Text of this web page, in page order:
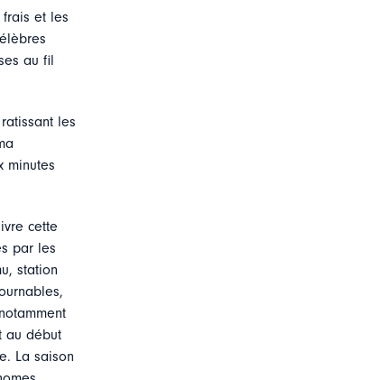
frais et les
au fil
les
minutes
cette
par les
station
au début
La saison